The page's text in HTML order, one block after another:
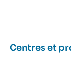
Centres et